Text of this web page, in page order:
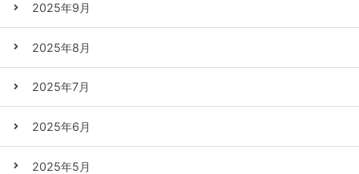
2025年9月
2025年8月
2025年7月
2025年6月
2025年5月